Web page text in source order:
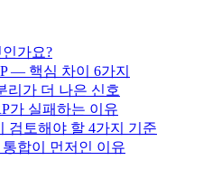
가요?
— 핵심 차이 6가지
리가 더 나은 신호
가 실패하는 이유
검토해야 할 4가지 기준
합이 먼저인 이유